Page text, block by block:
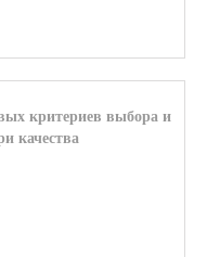
критериев выбора и
качества